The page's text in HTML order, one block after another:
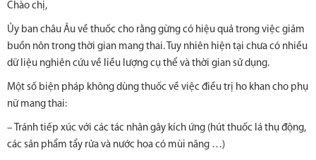
Chào chị,
Ủy ban châu Âu về thuốc cho rằng gừng có hiệu quả trong việc giảm
buồn nôn trong thời gian mang thai. Tuy nhiên hiện tại chưa có nhiều
dữ liệu nghiên cứu về liều lượng cụ thể và thời gian sử dụng.
Một số biện pháp không dùng thuốc về việc điều trị ho khan cho phụ
nữ mang thai:
– Tránh tiếp xúc với các tác nhân gây kích ứng (hút thuốc lá thụ động,
các sản phẩm tẩy rửa và nước hoa có mùi năng …)